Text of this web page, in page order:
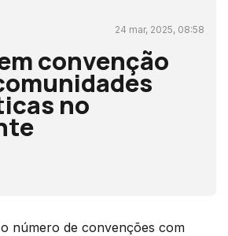
24 mar, 2025, 08:58
convenção
no
número de convenções com